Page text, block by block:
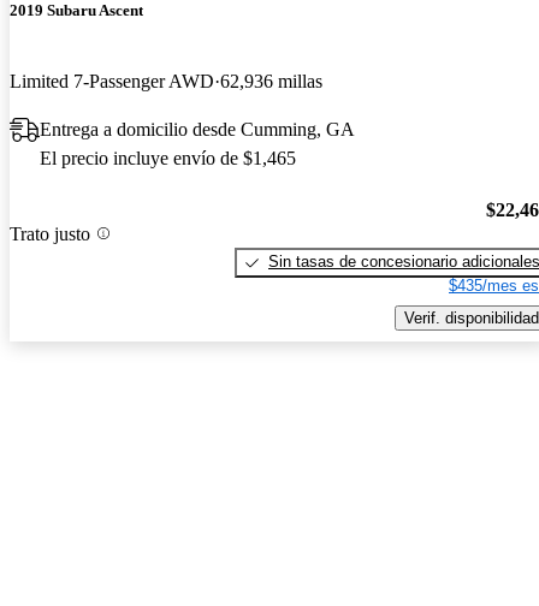
2019 Subaru Ascent
Limited 7-Passenger AWD 62,936 millas
Entrega a domicilio desde Cumming, GA
El precio incluye envío de $1,465
Trato justo
Sin tasas de concesionario adicionales
$435/mes
Verif. disponibilidad